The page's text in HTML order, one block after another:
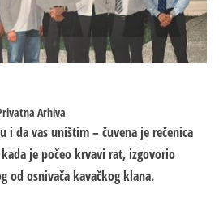
Arhiva
i da vas uništim– čuvena je rečenica
je počeo krvavi rat, izgovorio
od osnivača kavačkog klana.